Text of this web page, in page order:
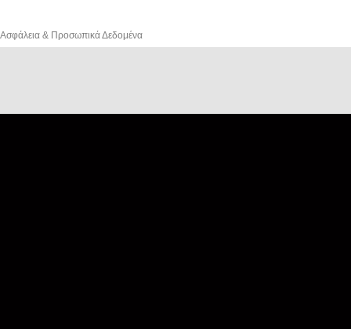
Ασφάλεια & Προσωπικά Δεδομένα